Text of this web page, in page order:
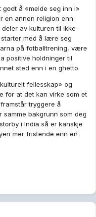
å «melde seg inn i»
en annen religion enn
av kulturen til ikke-
med å lære seg
på fotballtrening, være
positive holdninger til
sted enn i en ghetto.
fellesskap» og
for at det kan virke som et
tryggere å
bakgrunn som deg
i India så er kanskje
mer fristende enn en